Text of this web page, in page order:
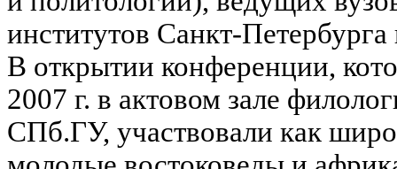
институтов Санкт-
В открытии конференции,
2007 г. в актовом зале
СПб.ГУ, участвовали как